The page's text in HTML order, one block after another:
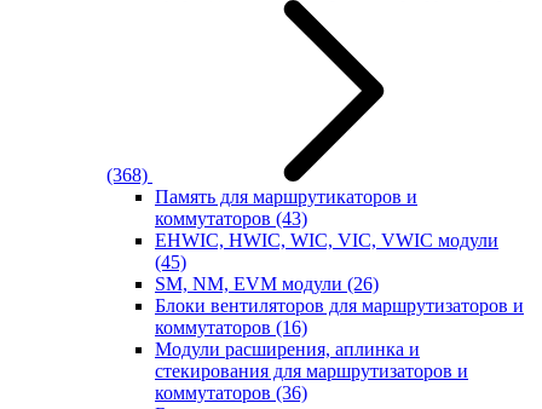
(368)
Память для маршрутикаторов и
коммутаторов (43)
EHWIC, HWIC, WIC, VIC, VWIC модули
(45)
SM, NM, EVM модули (26)
Блоки вентиляторов для маршрутизаторов и
коммутаторов (16)
Модули расширения, аплинка и
стекирования для маршрутизаторов и
коммутаторов (36)